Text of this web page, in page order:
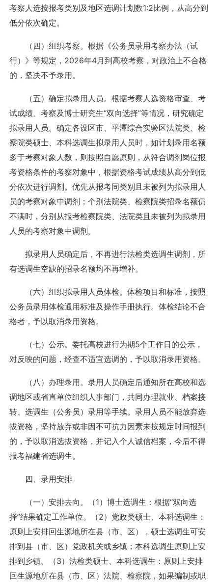
考察人选按报考类别及地区选调计划数1:2比例，从高分到
低分依次确定。
（四）组织考察。根据《公务员录用考察办法（试
行）》等规定，2026年4月到高校考察，对政治上不合格
的，坚决不予录用。
（五）确定拟录用人员。根据考察人选资格审查、考
试成绩、考察及博士研究生“双向选择”等情况，研究确定
拟录用人员。确定各设区市、平潭综合实验区法院类、检
察院类硕士、本科选调生拟录用人员时，如计划录用名额
多于考察对象人数，则按照自愿原则，从符合调剂岗位报
考资格条件的考察对象中，根据资格考试成绩从高分到低
分依次进行调剂。优先从报考同类别且未被列为拟录用人
员的考察对象中调剂；个别法院类、检察院类招录名额仍
不满时，分别从报考检察院类、法院类且未被列为拟录用
人员的考察对象中调剂。
拟录用人员确定后，不再进行法检类选调生调剂，所
有选调生空缺的招录名额均不再增补。
（六）组织拟录用人员体检。体检项目和标准，按照
公务员录用体检通用标准及操作手册执行。体检结论不合
格者，予以取消录用资格。
（七）公示。委托高校进行为期5个工作日的公示，
对反映的问题，经查不适宜选调的，予以取消录用资格。
（八）办理录用。录用人员确定后通知所在高校和选
调地区或省直单位组织人事部门，共同办理就业、档案接
转、选调生（公务员）录用等手续。录用人员不能放弃选
拔资格，坚持放弃或非因不可抗力因素未按规定时间报到
的，予以取消选拔资格，并记入个人诚信档案，今后不得
报考福建省选调生。
四、录用安排
（一）安排去向。（1）博士选调生：根据“双向选
择”结果确定工作单位。（2）党政类硕士、本科选调生：
原则上安排回生源地所在县（市、区），硕士选调生可安
排到县（市、区）党政机关或乡镇；本科选调生原则上安
排到乡镇。（3）法检类硕士、本科选调生：原则上安排
回生源地所在县（市、区）法院、检察院，如果编制或职